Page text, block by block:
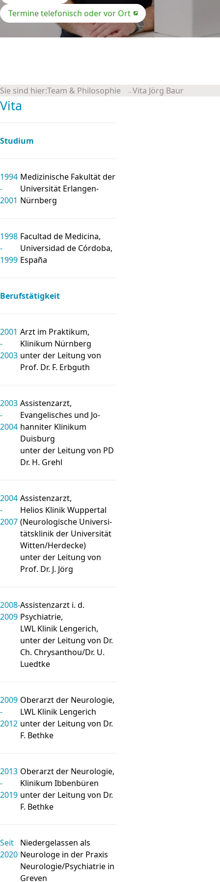
anrufen
Termine telefonisch oder vor Ort
Sie sind hier:Team & Philosophie Vita Jörg Baur
Vita
Studium
1994
-
2001
Medi­zi­nische Fakul­tät der
Uni­ver­si­tät Er­langen-
Nürn­berg
1998
-
1999
Facultad de Medi­ci­na,
Uni­ver­si­dad de Córdoba,
España
Berufs­tätig­keit
2001
-
2003
Arzt im Praktikum,
Klinikum Nürnberg
unter der Leitung von
Prof. Dr. F. Erbguth
2003
-
2004
Assistenz­arzt,
Evan­ge­lisches und Jo­
hanni­ter Klinikum
Duisburg
unter der Leitung von PD
Dr. H. Grehl
2004
-
2007
Assistenz­arzt,
Helios Klinik Wupper­tal
(Neuro­lo­gische Uni­ver­si­
täts­klinik der Uni­ver­si­tät
Witten/Herdecke)
unter der Leitung von
Prof. Dr. J. Jörg
2008-
2009
Assistenz­arzt i. d.
Psychiatrie,
LWL Klinik Lengerich,
unter der Leitung von Dr.
Ch. Chrysanthou/Dr. U.
Luedtke
2009
-
2012
Ober­arzt der Neuro­logie,
LWL Klinik Lengerich
unter der Leitung von Dr.
F. Bethke
2013
-
2019
Ober­arzt der Neuro­logie,
Klinikum Ibben­büren
unter der Leitung von Dr.
F. Bethke
Seit
2020
Nieder­ge­lassen als
Neuro­loge in der Praxis
Neuro­lo­gie/Psychiatrie in
Greven